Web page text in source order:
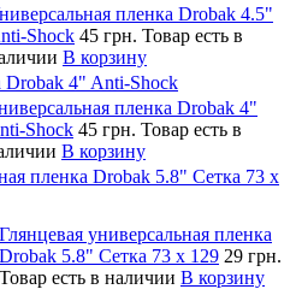
пленка Drobak 4.5"
Shock 45 грн. Товар есть в
В корзину
Drobak 4" Anti-Shock
пленка Drobak 4"
Shock 45 грн. Товар есть в
В корзину
пленка Drobak 5.8" Сетка 73 x
Глянцевая универсальная пленка
Drobak 5.8" Сетка 73 x 129 29 грн.
Товар есть в наличии В корзину